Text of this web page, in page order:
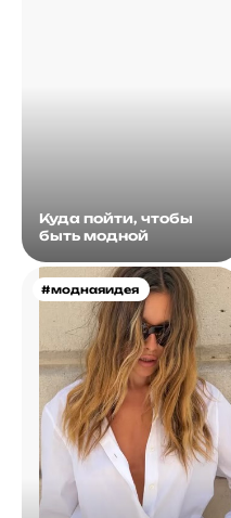
Куда пойти, чтобы
быть модной
#моднаяидея